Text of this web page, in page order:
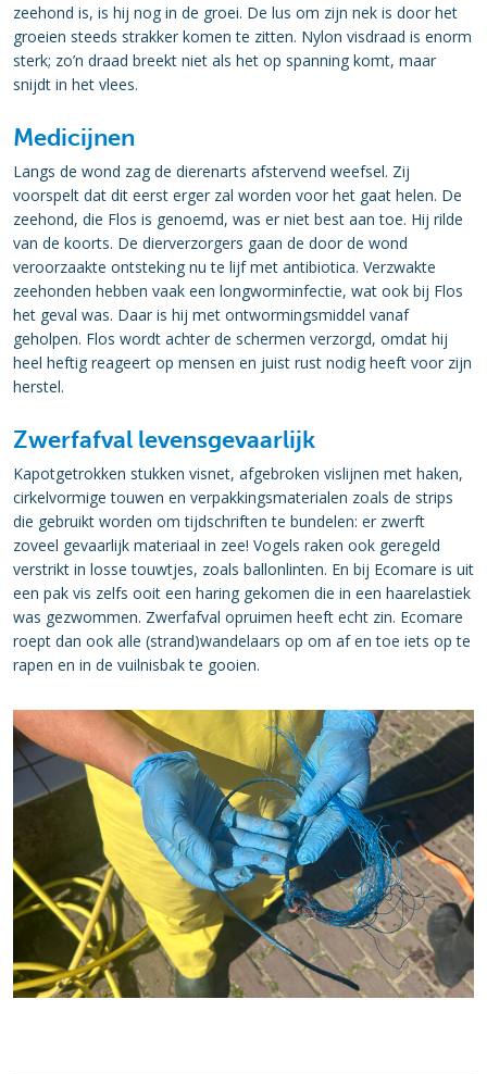
zeehond is, is hij nog in de groei. De lus om zijn nek is door het
groeien steeds strakker komen te zitten. Nylon visdraad is enorm
sterk; zo’n draad breekt niet als het op spanning komt, maar
snijdt in het vlees.
Medicijnen
Langs de wond zag de dierenarts afstervend weefsel. Zij
voorspelt dat dit eerst erger zal worden voor het gaat helen. De
zeehond, die Flos is genoemd, was er niet best aan toe. Hij rilde
van de koorts. De dierverzorgers gaan de door de wond
veroorzaakte ontsteking nu te lijf met antibiotica. Verzwakte
zeehonden hebben vaak een longworminfectie, wat ook bij Flos
het geval was. Daar is hij met ontwormingsmiddel vanaf
geholpen. Flos wordt achter de schermen verzorgd, omdat hij
heel heftig reageert op mensen en juist rust nodig heeft voor zijn
herstel.
Zwerfafval levensgevaarlijk
Kapotgetrokken stukken visnet, afgebroken vislijnen met haken,
cirkelvormige touwen en verpakkingsmaterialen zoals de strips
die gebruikt worden om tijdschriften te bundelen: er zwerft
zoveel gevaarlijk materiaal in zee! Vogels raken ook geregeld
verstrikt in losse touwtjes, zoals ballonlinten. En bij Ecomare is uit
een pak vis zelfs ooit een haring gekomen die in een haarelastiek
was gezwommen. Zwerfafval opruimen heeft echt zin. Ecomare
roept dan ook alle (strand)wandelaars op om af en toe iets op te
rapen en in de vuilnisbak te gooien.